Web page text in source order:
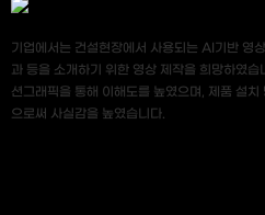
기업에서는 건설현장에서 사용되는 AI기반 영
과 등을 소개하기 위한 영상 제작을 희망하였
션그래픽을 통해 이해도를 높였으며, 제품 설
으로써 사실감을 높였습니다.